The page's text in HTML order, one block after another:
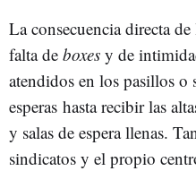
La consecuencia directa
falta de boxes y de
atendidos en los pasillos o
esperas hasta recibir las
y salas de espera llenas.
sindicatos y el propio